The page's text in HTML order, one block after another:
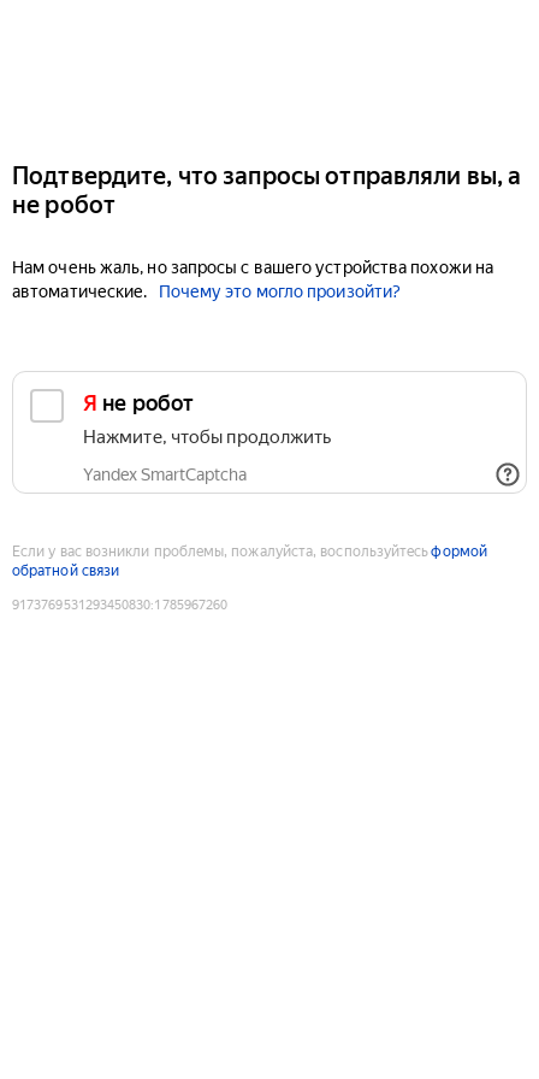
Подтвердите, что запросы отправляли вы, а
не робот
Нам очень жаль, но запросы с вашего устройства похожи на
автоматические.
Почему это могло произойти?
Я не робот
Нажмите, чтобы продолжить
Yandex SmartCaptcha
Если у вас возникли проблемы, пожалуйста, воспользуйтесьформой
обратной связи
9173769531293450830:1785967260